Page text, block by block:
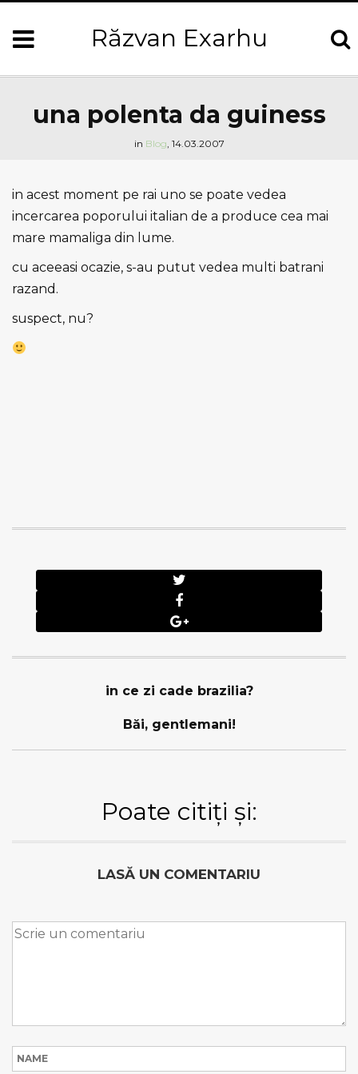
Răzvan Exarhu
una polenta da guiness
in Blog, 14.03.2007
in acest moment pe rai uno se poate vedea
incercarea poporului italian de a produce cea mai
mare mamaliga din lume.
cu aceeasi ocazie, s-au putut vedea multi batrani
razand.
suspect, nu?
in ce zi cade brazilia?
Băi, gentlemani!
Poate citiți și:
LASĂ UN COMENTARIU